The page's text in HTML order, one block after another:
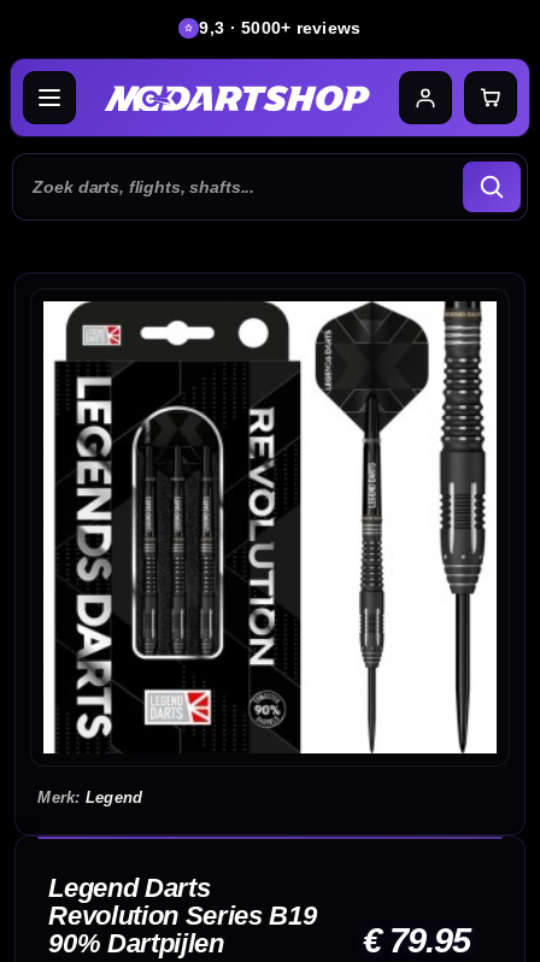
9,3 · 5000+ reviews
Legend
Legend Darts
Revolution Series B19
90% Dartpijlen
€ 79.95